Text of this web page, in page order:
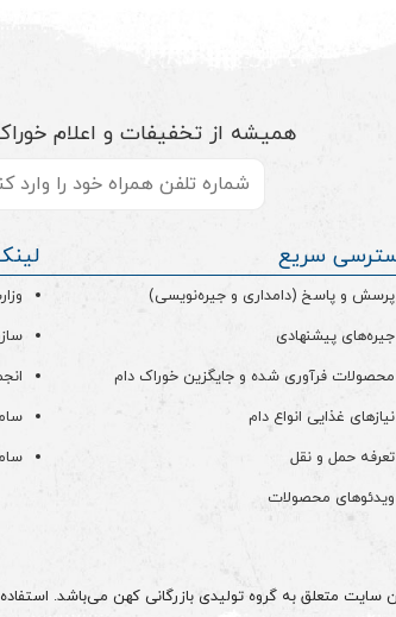
همیشه از تخفیفات و اعلام
سریع
پرسش و پاسخ (دامداری و جیره‌نویسی)
جیره‌های پیشنهادی
محصولات فرآوری شده و جایگزین خوراک دام
نیازهای غذایی انواع دام
تعرفه حمل و نقل
ویدئو‌های محصولات
سایت متعلق به گروه تولیدی بازرگانی کهن می‌باشد.